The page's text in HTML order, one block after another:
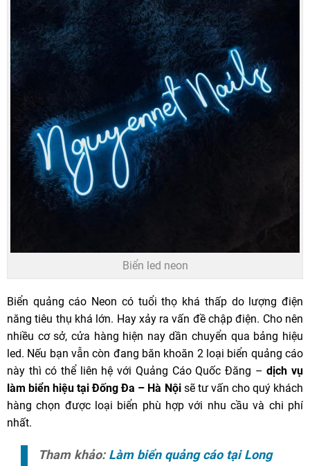
Biển led neon
Biển quảng cáo Neon có tuổi thọ khá thấp do lượng điện
năng tiêu thụ khá lớn. Hay xảy ra vấn đề chập điện. Cho nên
nhiều cơ sở, cửa hàng hiện nay dần chuyển qua bảng hiệu
led. Nếu bạn vẫn còn đang băn khoăn 2 loại biển quảng cáo
này thì có thể liên hệ với Quảng Cáo Quốc Đăng –dịch vụ
làm biển hiệu tại Đống Đa – Hà Nộisẽ tư vấn cho quý khách
hàng chọn được loại biển phù hợp với nhu cầu và chi phí
nhất.
Tham khảo: Làm biển quảng cáo tại Long